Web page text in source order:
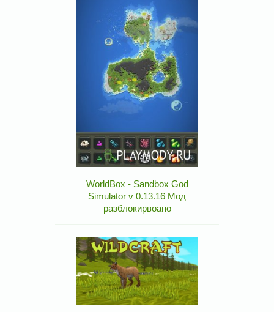
WorldBox - Sandbox God
Simulator v 0.13.16 Мод
разблокирвоано